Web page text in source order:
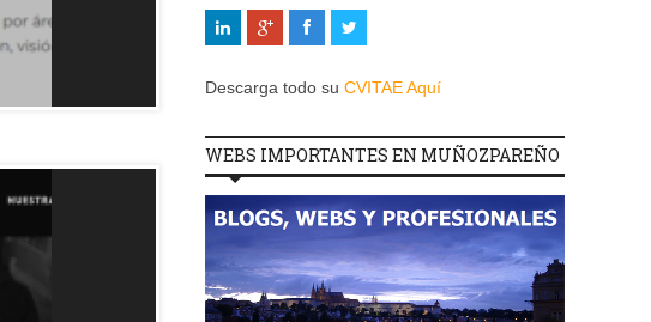
Descarga todo su CVITAE Aquí
WEBS IMPORTANTES EN MUÑOZPAREÑO